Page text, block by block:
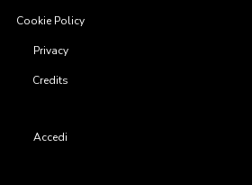
Cookie Policy
Privacy
Credits
Accedi